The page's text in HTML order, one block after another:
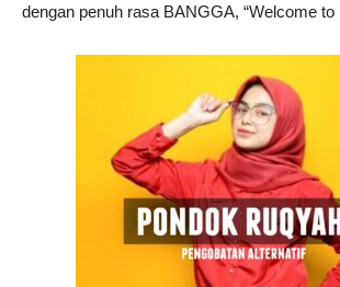
dengan penuh rasa BANGGA, “Welcome to